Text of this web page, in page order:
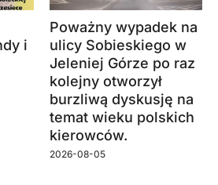
i
Poważny wypadek na
ulicy Sobieskiego w
Jeleniej Górze po raz
kolejny otworzył
burzliwą dyskusję na
temat wieku polskich
kierowców.
2026-08-05